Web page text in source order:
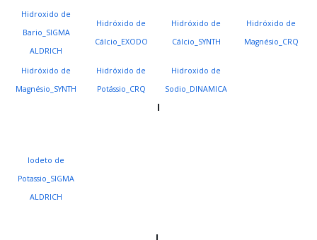
Hidroxido de
Bario_SIGMA
ALDRICH
Hidróxido de
Cálcio_EXODO
Hidróxido de
Cálcio_SYNTH
Hidróxido de
Magnésio_CRQ
Hidróxido de
Magnésio_SYNTH
Hidróxido de
Potássio_CRQ
Hidroxido de
Sodio_DINAMICA
I
Iodeto de
Potassio_SIGMA
ALDRICH